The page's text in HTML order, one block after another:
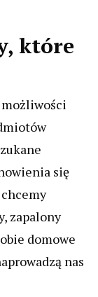
które
się
zapalony
domowe
nas